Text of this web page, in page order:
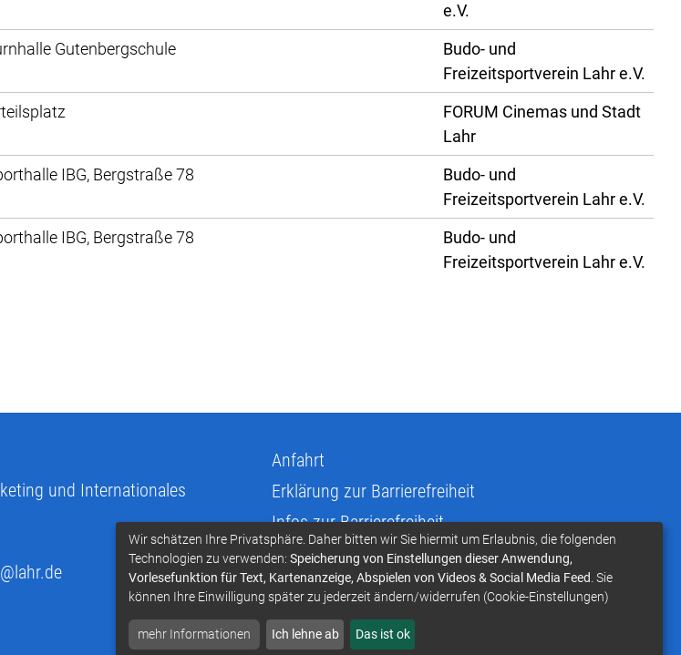
e.V.
Gutenbergschule
Budo- und
Freizeitsportverein Lahr e.V.
FORUM Cinemas und Stadt
Lahr
IBG, Bergstraße 78
Budo- und
Freizeitsportverein Lahr e.V.
IBG, Bergstraße 78
Budo- und
Freizeitsportverein Lahr e.V.
und Internationales
Anfahrt
Erklärung zur Barrierefreiheit
Infos zur Barrierefreiheit
Infos in Leichter Sprache
Infos zur Gebärdensprache
Übersetzen und Vorlesen
Wir schätzen Ihre Privatsphäre. Daher bitten wir Sie hiermit um Erlaubnis, die folgenden
Technologien zu verwenden: Speicherung von Einstellungen dieser Anwendung,
Vorlesefunktion für Text, Kartenanzeige, Abspielen von Videos & Social Media Feed. Sie
können Ihre Einwilligung später zu jederzeit ändern/widerrufen (Cookie-Einstellungen)
mehr Informationen Ich lehne ab Das ist ok